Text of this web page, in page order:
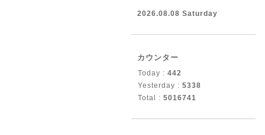
2026.08.08 Saturday
カウンター
Today : 442
Yesterday : 5338
Total : 5016741